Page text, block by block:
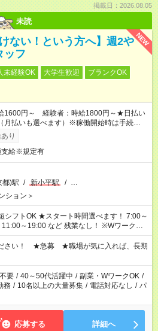
掲載日：2026.08.05
未読
NEW
ない！という方へ】週2や
ッフ
未経験OK 大学生歓迎
ブランクOK
1600円～ 経験者：時給1800円～★日払い
月払いも選べます）※稼働開始時は手続き完
なります。
り
支給※規定有
都)駅 / 新小平駅 / …
ション＞
間選べます！ 7:00～
19:00 など 残業なし！ ※Wワークの
合わせ週40時間超の就業はご案内できませ
週20時間以上勤務は社会保険への加入対象
遣法（日雇い派遣の原則禁止）により、
業はご案内が難しい場合があります
さい！ ★急募 ★職場が気に入れば、長期
要 / 40～50代活躍中 / 副業・WワークOK /
務 / 10名以上の大量募集 / 電話対応なし / パ
応募する 詳細へ